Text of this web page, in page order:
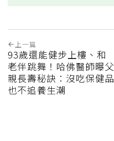
上一篇
93歲還能健步上樓、和
老伴跳舞！哈佛醫師曝父
親長壽秘訣：沒吃保健品
也不追養生潮